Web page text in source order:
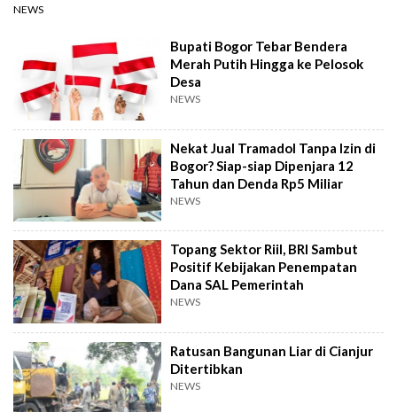
NEWS
Bupati Bogor Tebar Bendera
Merah Putih Hingga ke Pelosok
Desa
NEWS
Nekat Jual Tramadol Tanpa Izin di
Bogor? Siap-siap Dipenjara 12
Tahun dan Denda Rp5 Miliar
NEWS
Topang Sektor Riil, BRI Sambut
Positif Kebijakan Penempatan
Dana SAL Pemerintah
NEWS
Ratusan Bangunan Liar di Cianjur
Ditertibkan
NEWS